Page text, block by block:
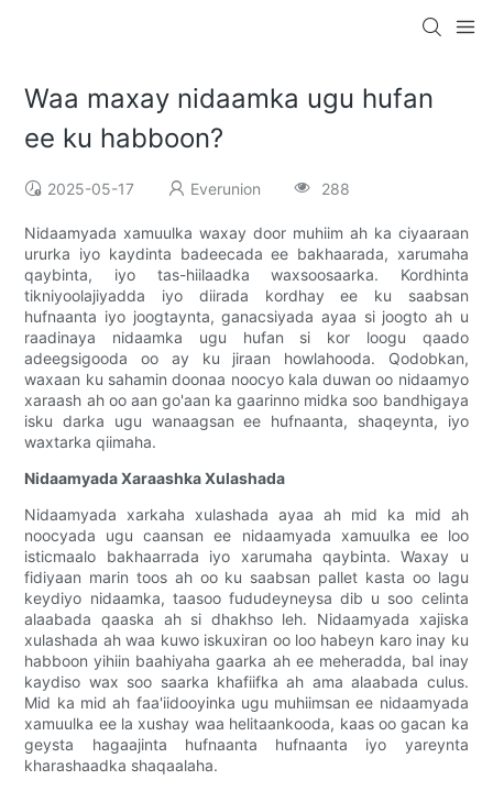
Waa maxay nidaamka ugu hufan
ee ku habboon?
2025-05-17 Everunion 288
Nidaamyada xamuulka waxay door muhiim ah ka ciyaaraan
ururka iyo kaydinta badeecada ee bakhaarada, xarumaha
qaybinta, iyo tas-hiilaadka waxsoosaarka. Kordhinta
tikniyoolajiyadda iyo diirada kordhay ee ku saabsan
hufnaanta iyo joogtaynta, ganacsiyada ayaa si joogto ah u
raadinaya nidaamka ugu hufan si kor loogu qaado
adeegsigooda oo ay ku jiraan howlahooda. Qodobkan,
waxaan ku sahamin doonaa noocyo kala duwan oo nidaamyo
xaraash ah oo aan go'aan ka gaarinno midka soo bandhigaya
isku darka ugu wanaagsan ee hufnaanta, shaqeynta, iyo
waxtarka qiimaha.
Nidaamyada Xaraashka Xulashada
Nidaamyada xarkaha xulashada ayaa ah mid ka mid ah
noocyada ugu caansan ee nidaamyada xamuulka ee loo
isticmaalo bakhaarrada iyo xarumaha qaybinta. Waxay u
fidiyaan marin toos ah oo ku saabsan pallet kasta oo lagu
keydiyo nidaamka, taasoo fududeyneysa dib u soo celinta
alaabada qaaska ah si dhakhso leh. Nidaamyada xajiska
xulashada ah waa kuwo iskuxiran oo loo habeyn karo inay ku
habboon yihiin baahiyaha gaarka ah ee meheradda, bal inay
kaydiso wax soo saarka khafiifka ah ama alaabada culus.
Mid ka mid ah faa'iidooyinka ugu muhiimsan ee nidaamyada
xamuulka ee la xushay waa helitaankooda, kaas oo gacan ka
geysta hagaajinta hufnaanta hufnaanta iyo yareynta
kharashaadka shaqaalaha.